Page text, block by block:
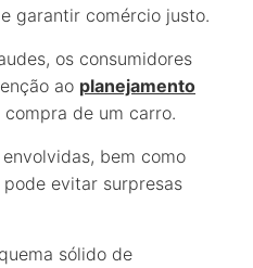
garantir comércio justo.
os consumidores
ao planejamento
de um carro.
bem como
evitar surpresas
sólido de